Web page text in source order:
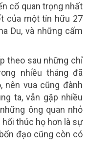
cố quan trọng nhất
của một tín hữu 27
Du, và những cấm
theo sau những chỉ
nhiều tháng đã
nên vua cũng đành
ta, vẫn gặp nhiều
ông quan nhỏ
thúc họ hơn là sự
đạo cũng còn có